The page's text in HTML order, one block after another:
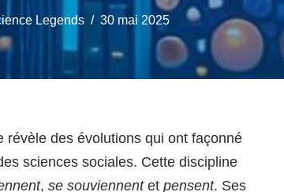
Legends 30 mai 2025
révèle des évolutions qui ont façonné
sciences sociales. Cette discipline
, se souviennentet pensent. Ses